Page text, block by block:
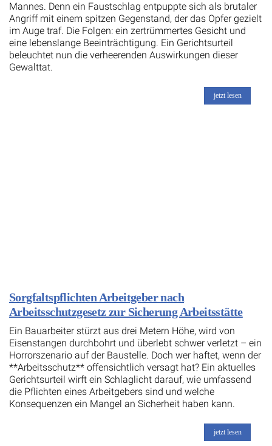
Mannes. Denn ein Faustschlag entpuppte sich als brutaler
Angriff mit einem spitzen Gegenstand, der das Opfer gezielt
im Auge traf. Die Folgen: ein zertrümmertes Gesicht und
eine lebenslange Beeinträchtigung. Ein Gerichtsurteil
beleuchtet nun die verheerenden Auswirkungen dieser
Gewalttat.
jetzt lesen
Sorgfaltspflichten Arbeitgeber nach
Arbeitsschutzgesetz zur Sicherung Arbeitsstätte
Ein Bauarbeiter stürzt aus drei Metern Höhe, wird von
Eisenstangen durchbohrt und überlebt schwer verletzt – ein
Horrorszenario auf der Baustelle. Doch wer haftet, wenn der
**Arbeitsschutz** offensichtlich versagt hat? Ein aktuelles
Gerichtsurteil wirft ein Schlaglicht darauf, wie umfassend
die Pflichten eines Arbeitgebers sind und welche
Konsequenzen ein Mangel an Sicherheit haben kann.
jetzt lesen